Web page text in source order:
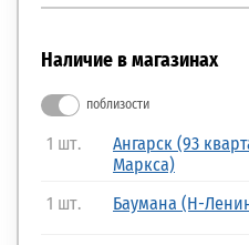
Наличие в магазинах
поблизости
1 шт.
Ангарск (93
Маркса)
1 шт. Баумана (Н-